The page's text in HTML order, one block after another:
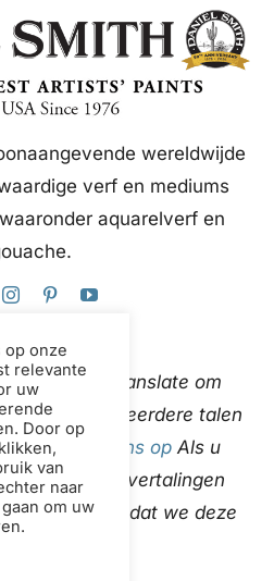
wereldwijde
verf en mediums
aquarelverf en
Google Translate om
in meerdere talen
met ons opAls u
vertalingen
dan weten zodat we deze
corrigeren.
op onze
relevante
uw
Door op
van
naar
om uw